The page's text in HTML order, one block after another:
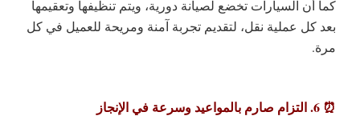
كما أن السيارات تخضع لصيانة دورية، ويتم تنظيفها وتعقيمها
بعد كل عملية نقل، لتقديم تجربة آمنة ومريحة للعميل في كل
مرة.
⏰ 6. التزام صارم بالمواعيد وسرعة في الإنجاز